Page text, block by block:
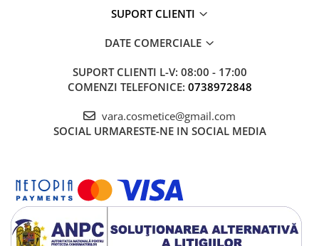
SUPORT CLIENTI
DATE COMERCIALE
SUPORT CLIENTI L-V: 08:00 - 17:00
COMENZI TELEFONICE: 0738972848
vara.cosmetice@gmail.com
SOCIAL URMARESTE-NE IN SOCIAL MEDIA